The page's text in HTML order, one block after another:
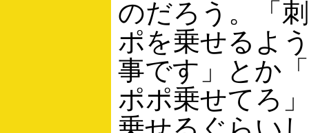
のだろう。「
ポを乗せるよ
事です」とか
ポポ乗せてろ